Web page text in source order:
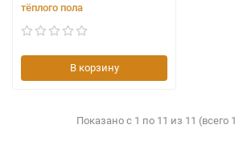
тёплого пола
В корзину
Показано с 1 по 11 из 11 (всего